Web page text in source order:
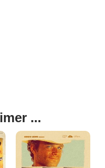
...